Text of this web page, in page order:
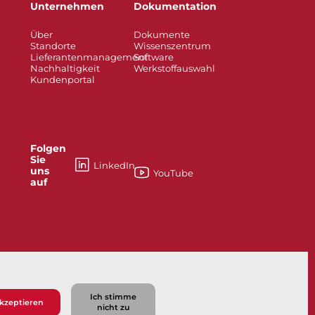
Ich stimme
nicht zu
Unternehmen
Über
Standorte
Lieferantenmanagement
Nachhaltigkeit
Kundenportal
Folgen
Sie
uns
auf
LinkedIn
Dokumentation
Dokumente
Wissenszentrum
Software
Werkstoffauswahl
YouTube
Datenschutzrichtlinie